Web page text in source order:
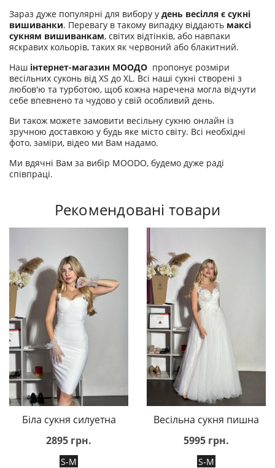
Зараз дуже популярні для вибору у день весілля є сукні
вишиванки. Перевагу в такому випадку віддають максі
сукням вишиванкам, світих відтінків, або навпаки
яскравих кольорів, таких як червоний або блакитний.
Наш інтернет-магазин МООДО пропонує розміри
весільних суконь від XS до XL. Всі наші сукні створені з
любов'ю та турботою, щоб кожна наречена могла відчути
себе впевнено та чудово у свій особливий день.
Ви також можете замовити весільну сукню онлайн із
зручною доставкою у будь яке місто світу. Всі необхідні
фото, заміри, відео ми Вам надамо.
Ми вдячні Вам за вибір MOODO, будемо дуже раді
співпраці.
Рекомендовані товари
Біла сукня силуетна
2895 грн.
S-M
Весільна сукня пишна
5995 грн.
S-M